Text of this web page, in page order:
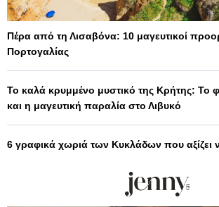
Πέρα από τη Λισαβόνα: 10 μαγευτικοί
Πορτογαλίας
Το καλά κρυμμένο μυστικό της Κρήτης: Το
και η μαγευτική παραλία στο Λιβυκό
6 γραφικά χωριά των Κυκλάδων που αξίζει